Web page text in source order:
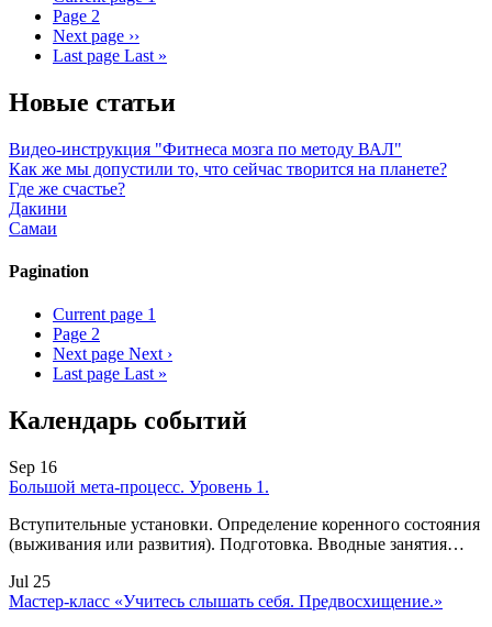
Page 2
Next page ››
Last page Last »
Новые статьи
Видео-инструкция "Фитнеса мозга по методу ВАЛ"
Как же мы допустили то, что сейчас творится на планете?
Где же счастье?
Дакини
Самаи
Pagination
Current page 1
Page 2
Next page Next ›
Last page Last »
Календарь событий
Sep 16
Большой мета-процесс. Уровень 1.
Вступительные установки. Определение коренного состояния
(выживания или развития). Подготовка. Вводные занятия…
Jul 25
Мастер-класс «Учитесь слышать себя. Предвосхищение.»